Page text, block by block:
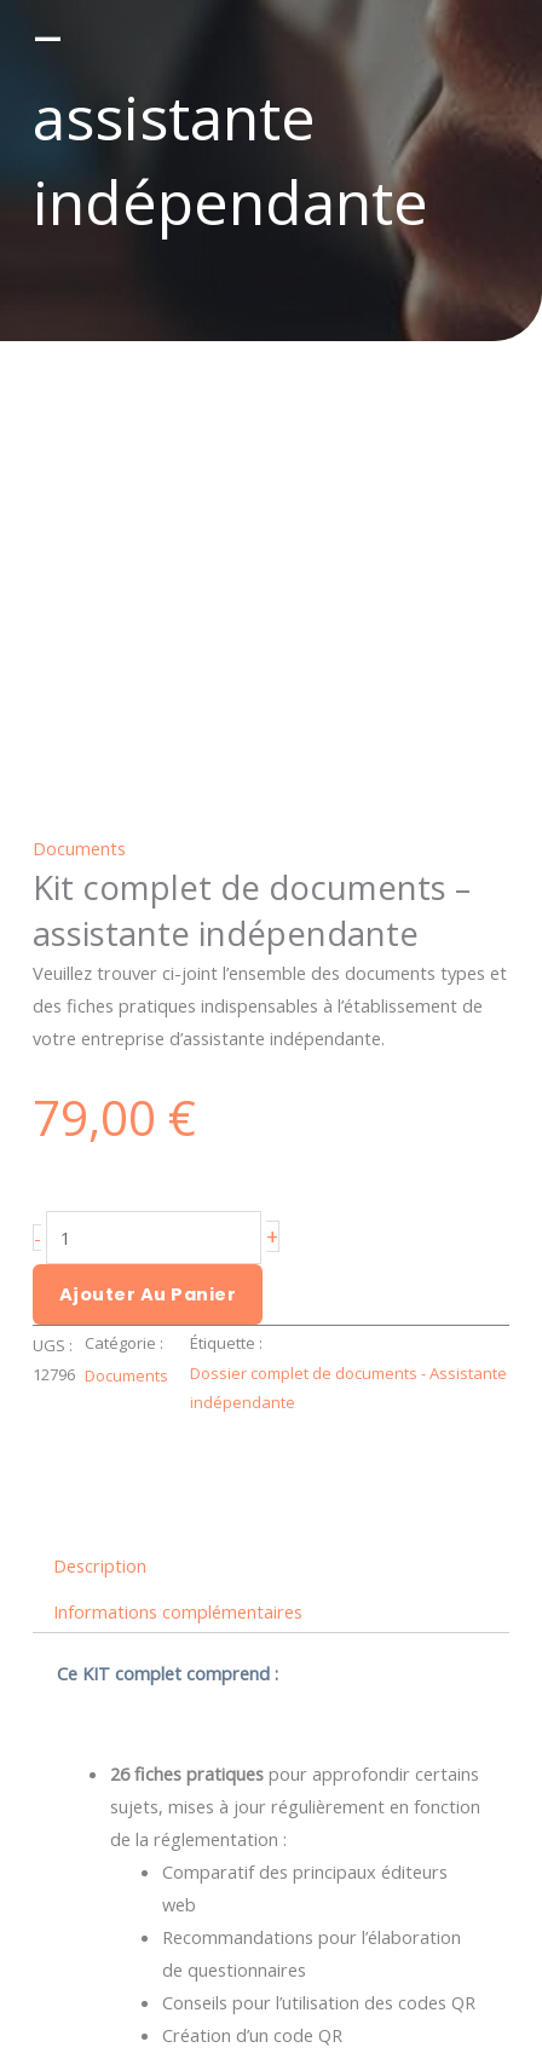
–
assistante
indépendante
Documents
Kit complet de documents –
assistante indépendante
Veuillez trouver ci-joint l’ensemble des documents types et
des fiches pratiques indispensables à l’établissement de
votre entreprise d’assistante indépendante.
79,00 €
-
de
Kit
complet
de
documents
+
Ajouter Au Panier
UGS :
12796
Catégorie :
Documents
Étiquette :
Dossier complet de documents - Assistante
indépendante
Description
Informations complémentaires
Ce KIT complet comprend :
26 fiches pratiquespour approfondir certains
sujets, mises à jour régulièrement en fonction
de la réglementation :
Comparatif des principaux éditeurs
web
Recommandations pour l’élaboration
de questionnaires
Conseils pour l’utilisation des codes QR
Création d’un code QR